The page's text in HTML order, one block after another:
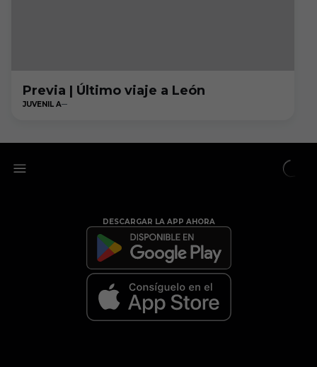
Previa | Último viaje a León
JUVENIL A
DESCARGAR LA APP AHORA